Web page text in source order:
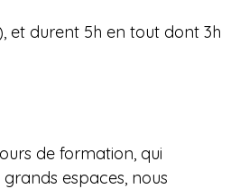
et durent 5h en tout dont 3h
de formation, qui
espaces, nous